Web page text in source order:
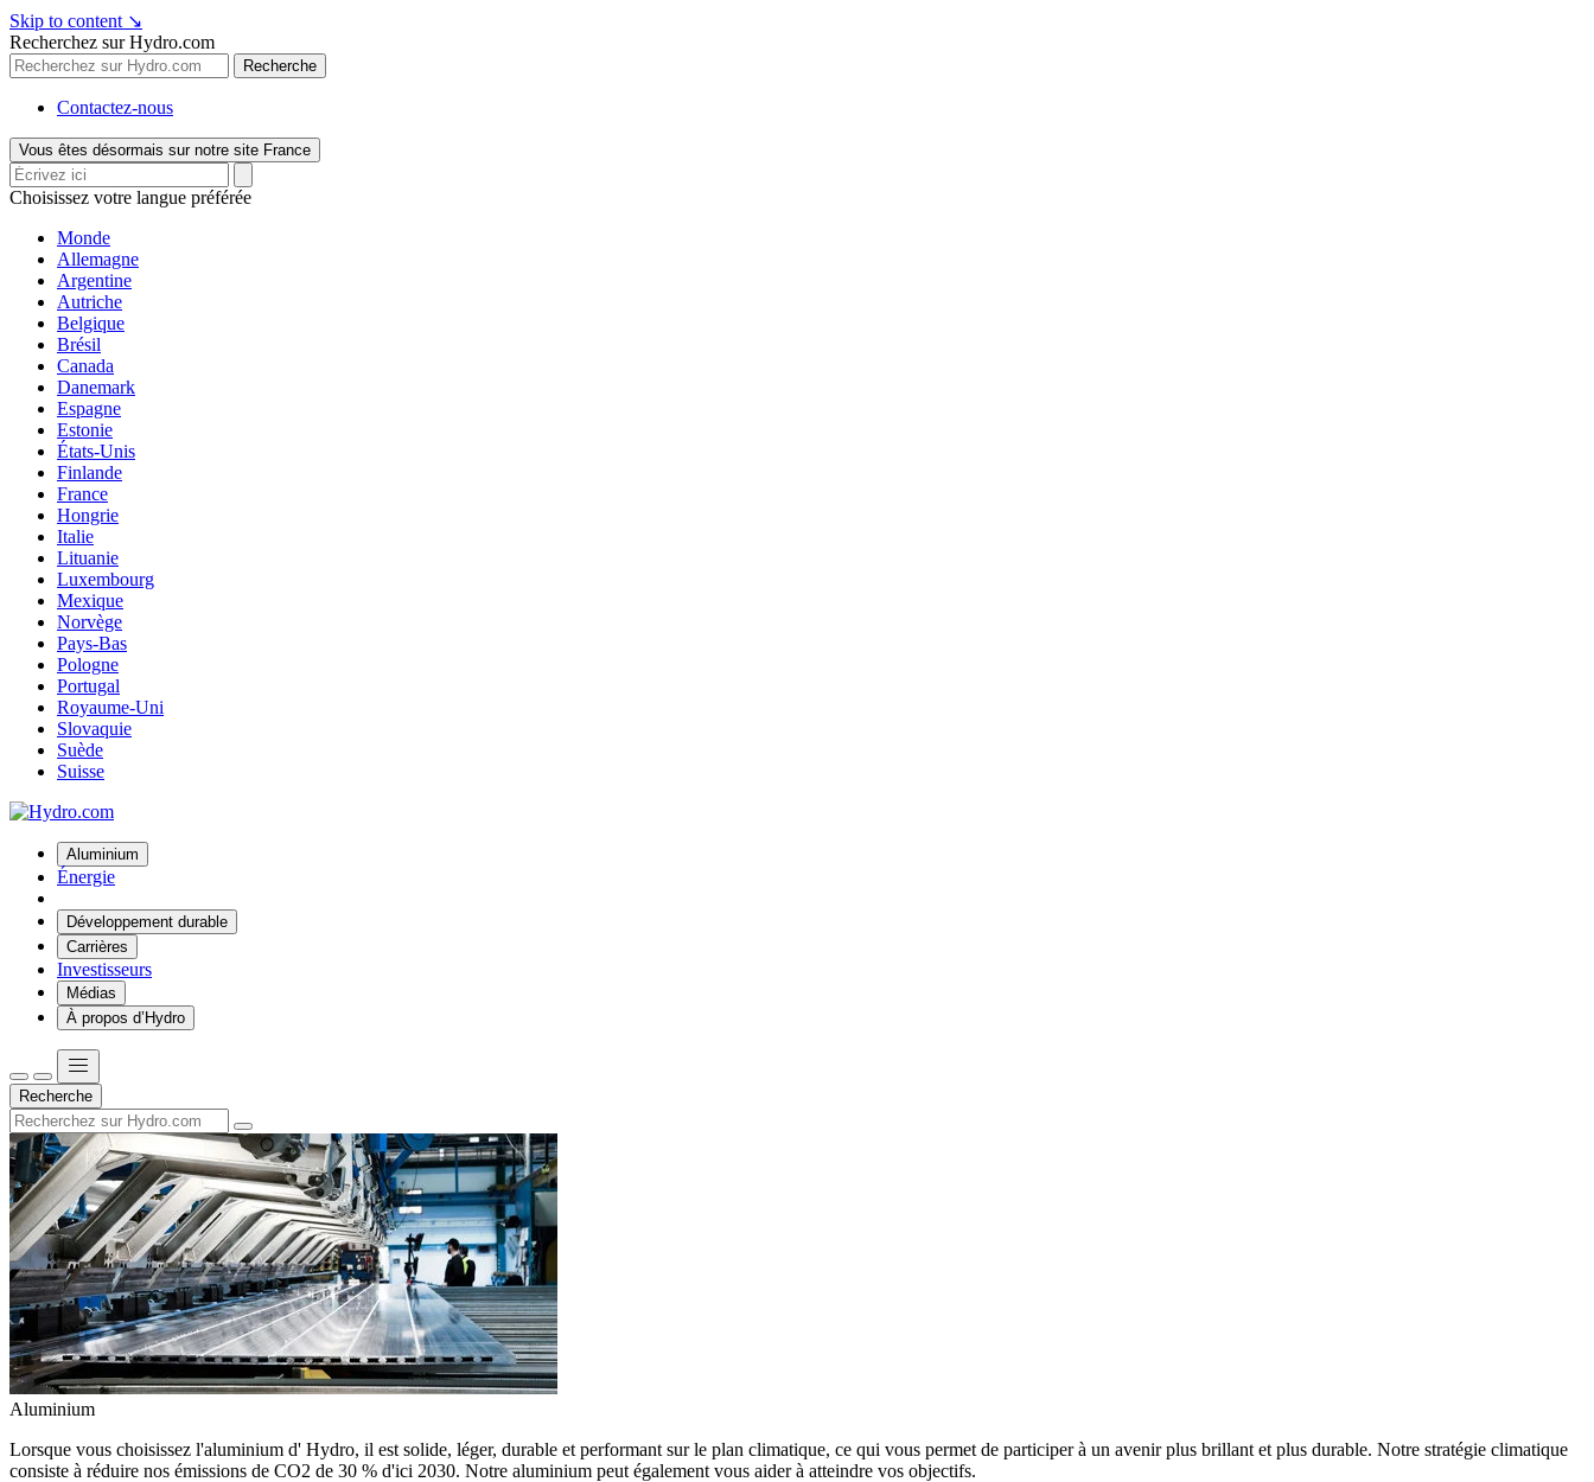
Skip to content ↘
Recherchez sur Hydro.com
Recherche
Contactez-nous
Vous êtes désormais sur notre site France
Choisissez votre langue préférée
Monde
Allemagne
Argentine
Autriche
Belgique
Brésil
Canada
Danemark
Espagne
Estonie
États-Unis
Finlande
France
Hongrie
Italie
Lituanie
Luxembourg
Mexique
Norvège
Pays-Bas
Pologne
Portugal
Royaume-Uni
Slovaquie
Suède
Suisse
Aluminium
Énergie
Développement durable
Carrières
Investisseurs
Médias
À propos d’Hydro
Recherche
Aluminium
Lorsque vous choisissez l'aluminium d' Hydro, il est solide, léger, durable et performant sur le plan climatique, ce qui vous permet de participer à un avenir plus brillant et plus durable. Notre stratégie climatique
consiste à réduire nos émissions de CO2 de 30 % d'ici 2030. Notre aluminium peut également vous aider à atteindre vos objectifs.